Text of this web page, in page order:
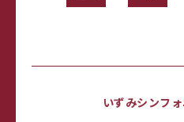
いずみシンフ